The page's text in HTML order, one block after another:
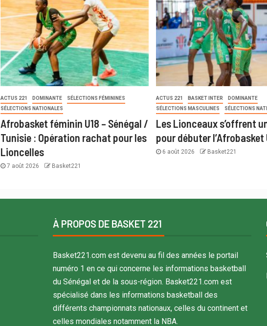
ACTUS 221 DOMINANTE
SÉLECTIONS FÉMININES
SÉLECTIONS NATIONALES
Afrobasket féminin U18 – Sénégal /
Tunisie : Opération rachat pour les
Lioncelles
7 août 2026 Basket221
ACTUS 221 BASKET INTER
DOMINANTE
SÉLECTIONS MASCULINES
SÉLECTIONS
Les Lionceaux s’offrent
pour débuter l’Afrobasket
6 août 2026 Basket221
À PROPOS DE BASKET 221
Basket221.com est devenu au fil des années le portail
numéro 1 en ce qui concerne les informations basketball
du Sénégal et de la sous-région. Basket221.com est
spécialisé dans les informations basketball des
différents championnats nationaux, celles du continent et
celles mondiales notamment la NBA.